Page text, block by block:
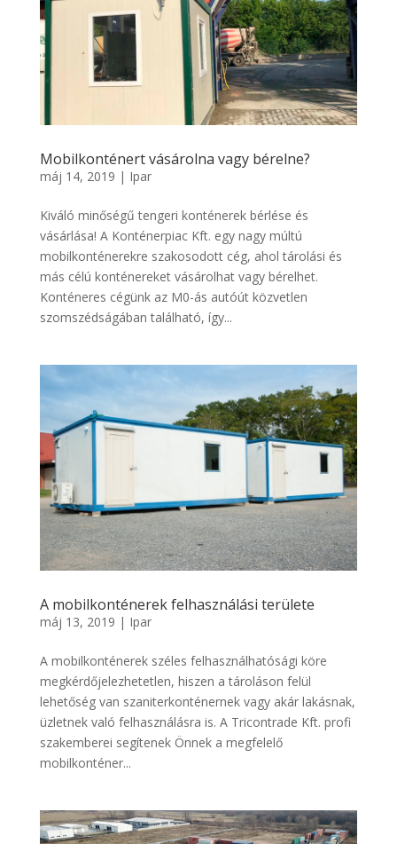
Mobilkonténert vásárolna vagy bérelne?
máj 14, 2019 | Ipar
Kiváló minőségű tengeri konténerek bérlése és
vásárlása! A Konténerpiac Kft. egy nagy múltú
mobilkonténerekre szakosodott cég, ahol tárolási és
más célú konténereket vásárolhat vagy bérelhet.
Konténeres cégünk az M0-ás autóút közvetlen
szomszédságában található, így...
A mobilkonténerek felhasználási területe
máj 13, 2019 | Ipar
A mobilkonténerek széles felhasználhatósági köre
megkérdőjelezhetetlen, hiszen a tároláson felül
lehetőség van szaniterkonténernek vagy akár lakásnak,
üzletnek való felhasználásra is. A Tricontrade Kft. profi
szakemberei segítenek Önnek a megfelelő
mobilkonténer...